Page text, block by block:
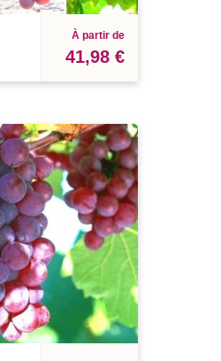
À partir de
41,98 €